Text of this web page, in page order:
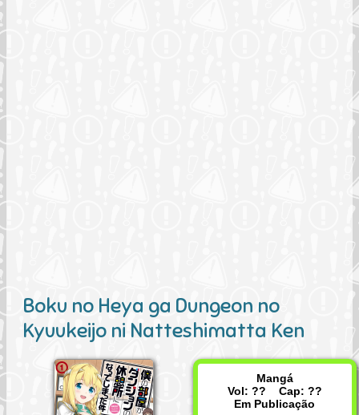
Boku no Heya ga Dungeon no
Kyuukeijo ni Natteshimatta Ken
Mangá
Vol: ?? Cap: ??
Em Publicação